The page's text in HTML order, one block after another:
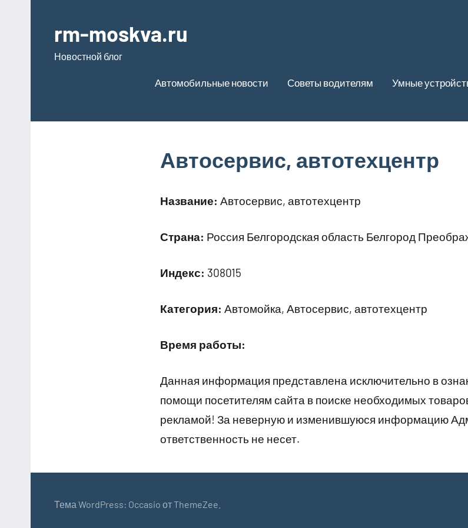
содержимому
rm-moskva.ru
Новостной блог
Автомобильные новости Советы водителям Умные
Автосервис, автотехцентр
Название: Автосервис, автотехцентр
Страна: Россия Белгородская область Белгород
Индекс: 308015
Категория: Автомойка, Автосервис, автотехцентр
Время работы:
Данная информация представлена исключительно в
помощи посетителям сайта в поиске необходимых
рекламой! За неверную и изменившуюся информацию
ответственность не несет.
Тема WordPress: Occasio от ThemeZee.